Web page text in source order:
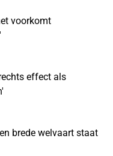
voorkomt
effect als
brede welvaart staat